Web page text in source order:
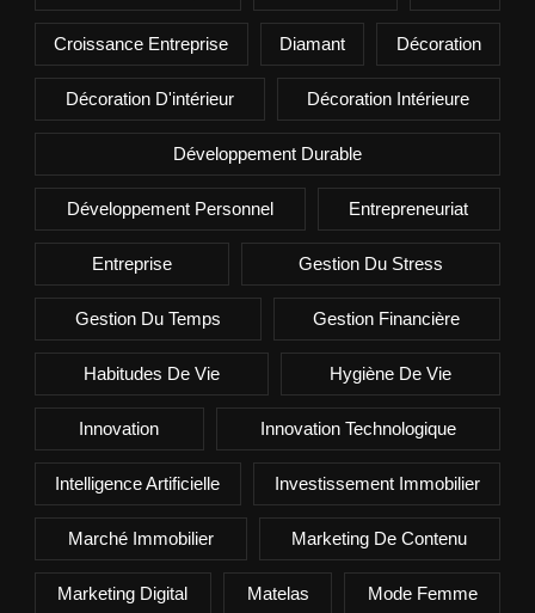
Croissance Entreprise Diamant Décoration
Décoration D'intérieur Décoration Intérieure
Développement Durable
Développement Personnel Entrepreneuriat
Entreprise Gestion Du Stress
Gestion Du Temps Gestion Financière
Habitudes De Vie Hygiène De Vie
Innovation Innovation Technologique
Intelligence Artificielle Investissement Immobilier
Marché Immobilier Marketing De Contenu
Marketing Digital Matelas Mode Femme